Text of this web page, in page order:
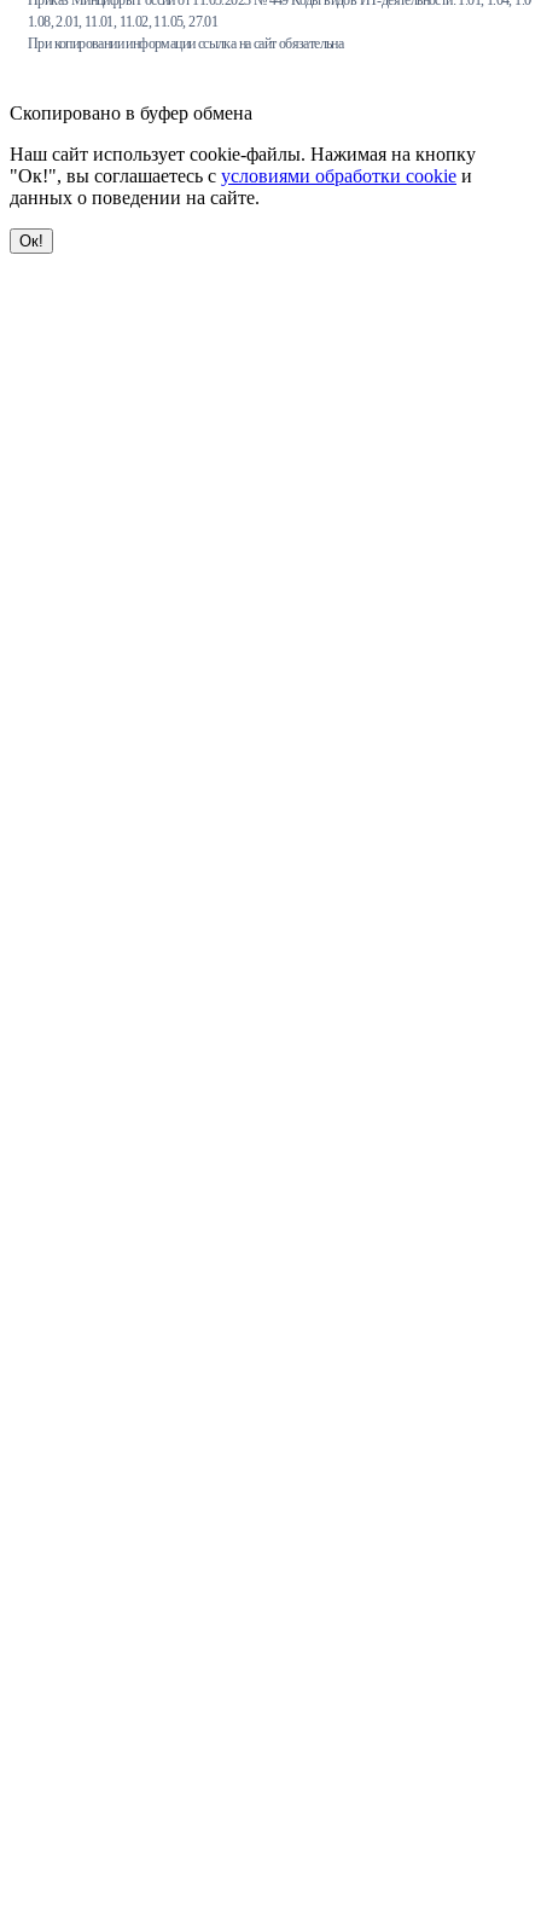
1.08, 2.01, 11.01, 11.02, 11.05, 27.01
При копировании информации ссылка на сайт обязательна
Скопировано в буфер обмена
Наш сайт использует cookie-файлы. Нажимая на кнопку
"Ок!", вы соглашаетесь с условиями обработки cookie и
данных о поведении на сайте.
Ок!